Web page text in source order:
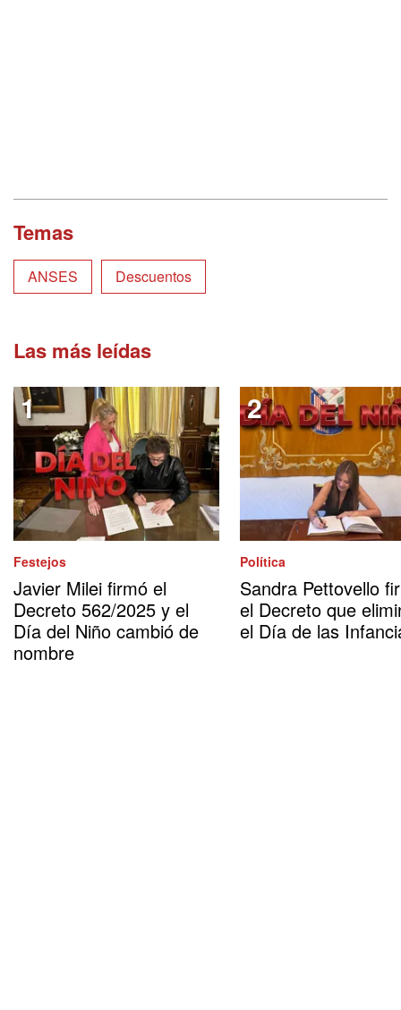
Temas
ANSES Descuentos
Las más leídas
Festejos
Javier Milei firmó el
Decreto 562/2025 y el
Día del Niño cambió de
nombre
Política
Sandra Pettovello
el Decreto que
el Día de las